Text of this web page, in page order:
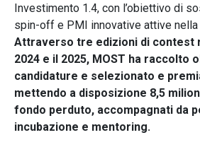
Investimento 1.4, con l’obiettivo di
spin-off e PMI innovative attive
Attraverso tre edizioni di contest
2024 e il 2025, MOST ha raccolto
candidature e selezionato e
mettendo a disposizione 8,5
fondo perduto, accompagnati da
incubazione e mentoring.